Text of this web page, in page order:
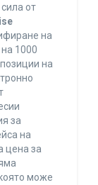
от
на
1000
на
за
на
цена за
може